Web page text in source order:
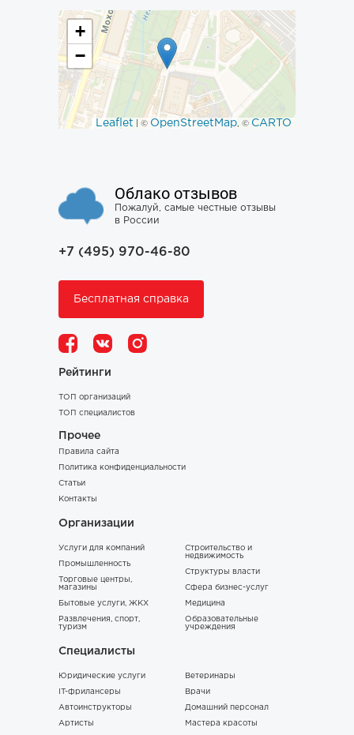
+
−
Leaflet | © OpenStreetMap, © CARTO
Облако отзывов
Пожалуй, самые честные отзывы
в России
+7 (495) 970-46-80
Бесплатная справка
Рейтинги
ТОП организаций
ТОП специалистов
Прочее
Правила сайта
Политика конфиденциальности
Статьи
Контакты
Организации
Услуги для компаний
Промышленность
Торговые центры,
магазины
Бытовые услуги, ЖКХ
Развлечения, спорт,
туризм
Строительство и
недвижимость
Структуры власти
Сфера бизнес-услуг
Медицина
Образовательные
учреждения
Специалисты
Юридические услуги
IT-фрилансеры
Автоинструкторы
Артисты
Ветеринары
Врачи
Домашний персонал
Мастера красоты